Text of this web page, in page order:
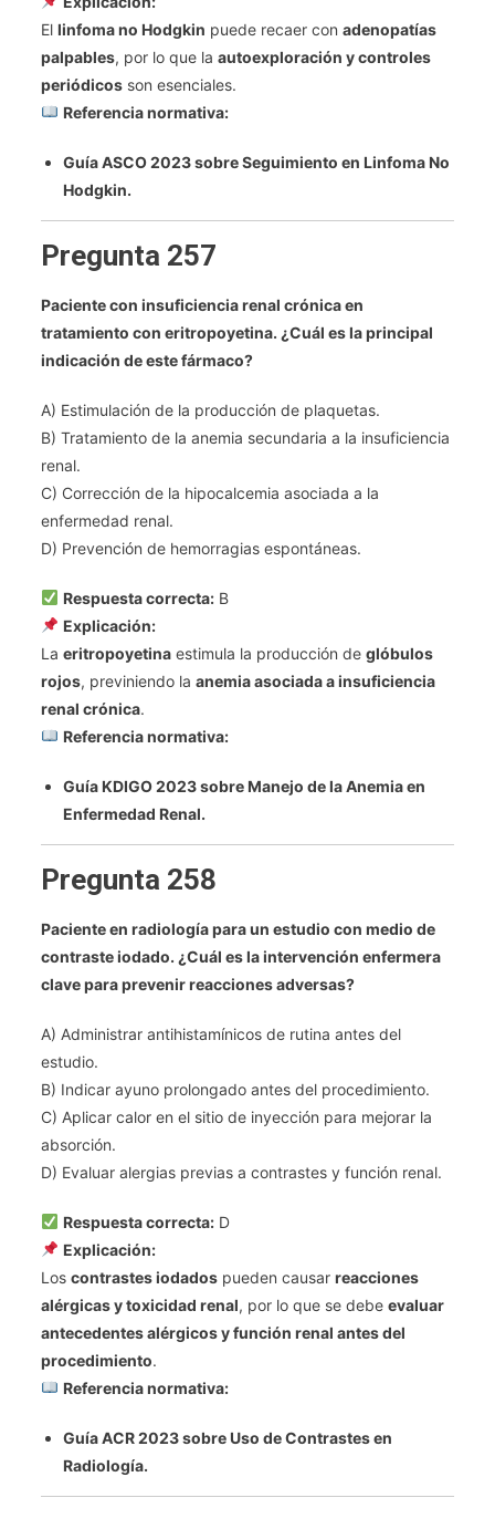
Ellinfoma no Hodgkin puede recaer conadenopatías
palpables, por lo que laautoexploración y controles
periódicos son esenciales.
Referencia normativa:
Guía ASCO 2023 sobre Seguimiento en Linfoma No
Hodgkin.
Pregunta 257
Paciente con insuficiencia renal crónica en
tratamiento con eritropoyetina. ¿Cuál es la principal
indicación de este fármaco?
A) Estimulación de la producción de plaquetas.
B) Tratamiento de la anemia secundaria a la insuficiencia
renal.
C) Corrección de la hipocalcemia asociada a la
enfermedad renal.
D) Prevención de hemorragias espontáneas.
Respuesta correcta: B
Explicación:
Laeritropoyetina estimula la producción deglóbulos
rojos, previniendo laanemia asociada a insuficiencia
renal crónica.
Referencia normativa:
Guía KDIGO 2023 sobre Manejo de la Anemia en
Enfermedad Renal.
Pregunta 258
Paciente en radiología para un estudio con medio de
contraste iodado. ¿Cuál es la intervención enfermera
clave para prevenir reacciones adversas?
A) Administrar antihistamínicos de rutina antes del
estudio.
B) Indicar ayuno prolongado antes del procedimiento.
C) Aplicar calor en el sitio de inyección para mejorar la
absorción.
D) Evaluar alergias previas a contrastes y función renal.
Respuesta correcta: D
Explicación:
Loscontrastes iodados pueden causarreacciones
alérgicas y toxicidad renal, por lo que se debeevaluar
antecedentes alérgicos y función renal antes del
procedimiento.
Referencia normativa:
Guía ACR 2023 sobre Uso de Contrastes en
Radiología.